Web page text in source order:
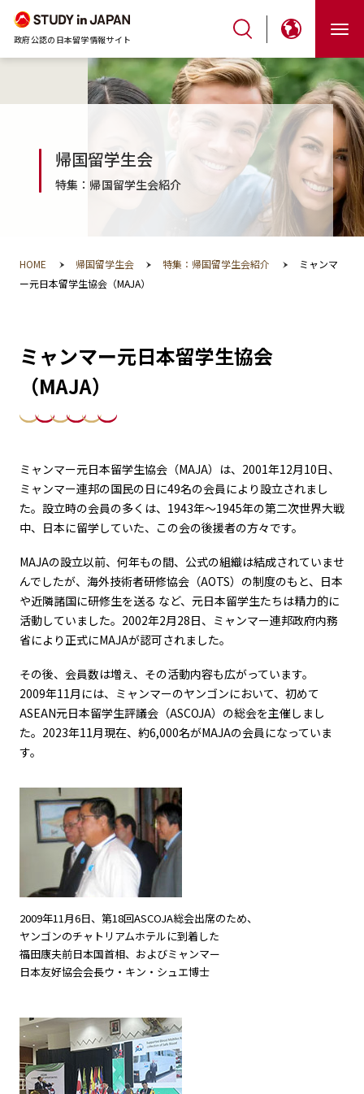
政府公認の日本留学情報サイト
帰国留学生会
特集：帰国留学生会紹介
HOME 帰国留学生会 特集：帰国留学生会紹介
ミャンマ
ー元日本留学生協会（MAJA）
ミャンマー元日本留学生協会
（MAJA）
ミャンマー元日本留学生協会（MAJA）は、2001年12月10日、
ミャンマー連邦の国民の日に49名の会員により設立されまし
た。設立時の会員の多くは、1943年〜1945年の第二次世界大戦
中、日本に留学していた、この会の後援者の方々です。
MAJAの設立以前、何年もの間、公式の組織は結成されていませ
んでしたが、海外技術者研修協会（AOTS）の制度のもと、日本
や近隣諸国に研修生を送る など、元日本留学生たちは精力的に
活動していました。2002年2月28日、ミャンマー連邦政府内務
省により正式にMAJAが認可されました。
その後、会員数は増え、その活動内容も広がっています。
2009年11月には、ミャンマーのヤンゴンにおいて、初めて
ASEAN元日本留学生評議会（ASCOJA）の総会を主催しまし
た。2023年11月現在、約6,000名がMAJAの会員になっていま
す。
2009年11月6日、第18回ASCOJA総会出席のため、
ヤンゴンのチャトリアムホテルに到着した
福田康夫前日本国首相、およびミャンマー
日本友好協会会長ウ・キン・シュエ博士